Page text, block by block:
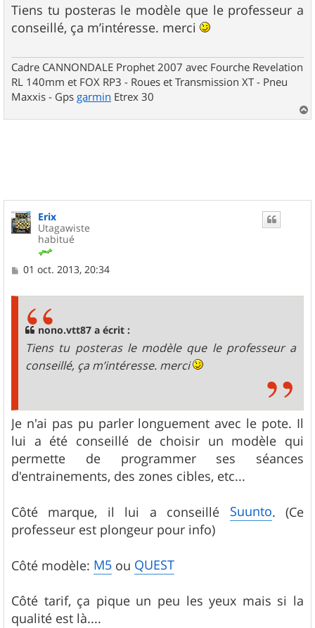
s
s
a
Tiens tu posteras le modèle que le professeur a
conseillé, ça m’intéresse. merci
Cadre CANNONDALE Prophet 2007 avec Fourche Revelation
RL 140mm et FOX RP3 - Roues et Transmission XT - Pneu
Maxxis - Gps garmin Etrex 30
a
Erix
Utagawiste
habitué
M
01 oct. 2013, 20:34
nono.vtt87 a écrit :
Tiens tu posteras le modèle que le professeur a
conseillé, ça m’intéresse. merci
Je n'ai pas pu parler longuement avec le pote. Il
lui a été conseillé de choisir un modèle qui
permette de programmer ses séances
d'entrainements, des zones cibles, etc...
Côté marque, il lui a conseillé Suunto. (Ce
professeur est plongeur pour info)
Côté modèle: M5 ou QUEST
Côté tarif, ça pique un peu les yeux mais si la
qualité est là....